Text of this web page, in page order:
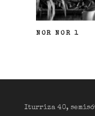
NOR NOR 1
Iturriza 40,